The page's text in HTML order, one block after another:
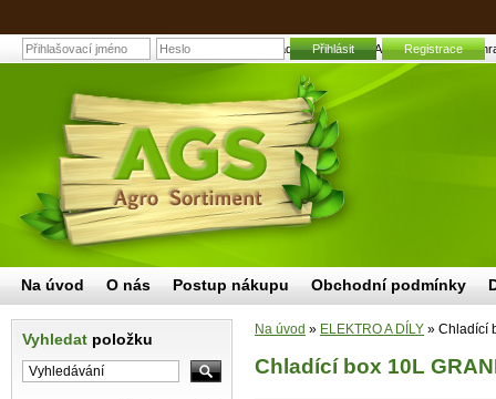
Chladící box 10L GRANIT 12V/230V |
Přihlásit Registrace
Vyhledat položku
Na úvod » ELEKTRO A DÍLY » Chladící
Chladící box 10L
Na úvod O nás Postup nákupu Obchodní podmínky